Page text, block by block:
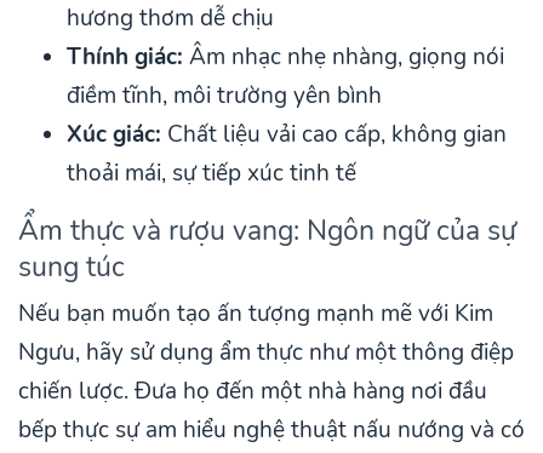
hương thơm dễ chịu
Thính giác: Âm nhạc nhẹ nhàng, giọng nói
điềm tĩnh, môi trường yên bình
Xúc giác: Chất liệu vải cao cấp, không gian
thoải mái, sự tiếp xúc tinh tế
Ẩm thực và rượu vang: Ngôn ngữ của sự
sung túc
Nếu bạn muốn tạo ấn tượng mạnh mẽ với Kim
Ngưu, hãy sử dụng ẩm thực như một thông điệp
chiến lược. Đưa họ đến một nhà hàng nơi đầu
bếp thực sự am hiểu nghệ thuật nấu nướng và có